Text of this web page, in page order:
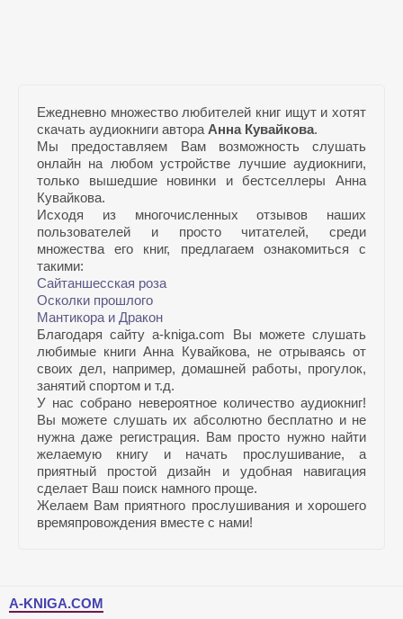
Ежедневно множество любителей книг ищут и хотят
скачать аудиокниги автора Анна Кувайкова.
Мы предоставляем Вам возможность слушать
онлайн на любом устройстве лучшие аудиокниги,
только вышедшие новинки и бестселлеры Анна
Кувайкова.
Исходя из многочисленных отзывов наших
пользователей и просто читателей, среди
множества его книг, предлагаем ознакомиться с
такими:
Сайтаншесская роза
Осколки прошлого
Мантикора и Дракон
Благодаря сайту a-kniga.com Вы можете слушать
любимые книги Анна Кувайкова, не отрываясь от
своих дел, например, домашней работы, прогулок,
занятий спортом и т.д.
У нас собрано невероятное количество аудиокниг!
Вы можете слушать их абсолютно бесплатно и не
нужна даже регистрация. Вам просто нужно найти
желаемую книгу и начать прослушивание, а
приятный простой дизайн и удобная навигация
сделает Ваш поиск намного проще.
Желаем Вам приятного прослушивания и хорошего
времяпровождения вместе с нами!
A-KNIGA.COM